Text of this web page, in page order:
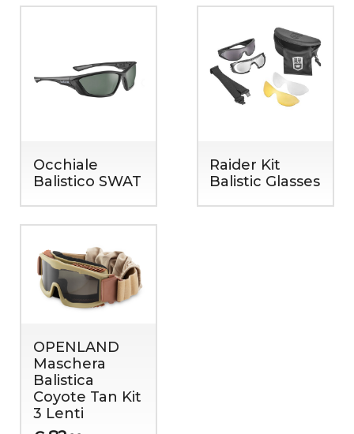
Occhiale
Balistico SWAT
Raider Kit
Balistic Glasses
OPENLAND
Maschera
Balistica
Coyote Tan Kit
3 Lenti